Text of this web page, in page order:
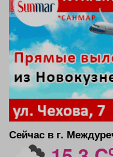
Сейчас в г.